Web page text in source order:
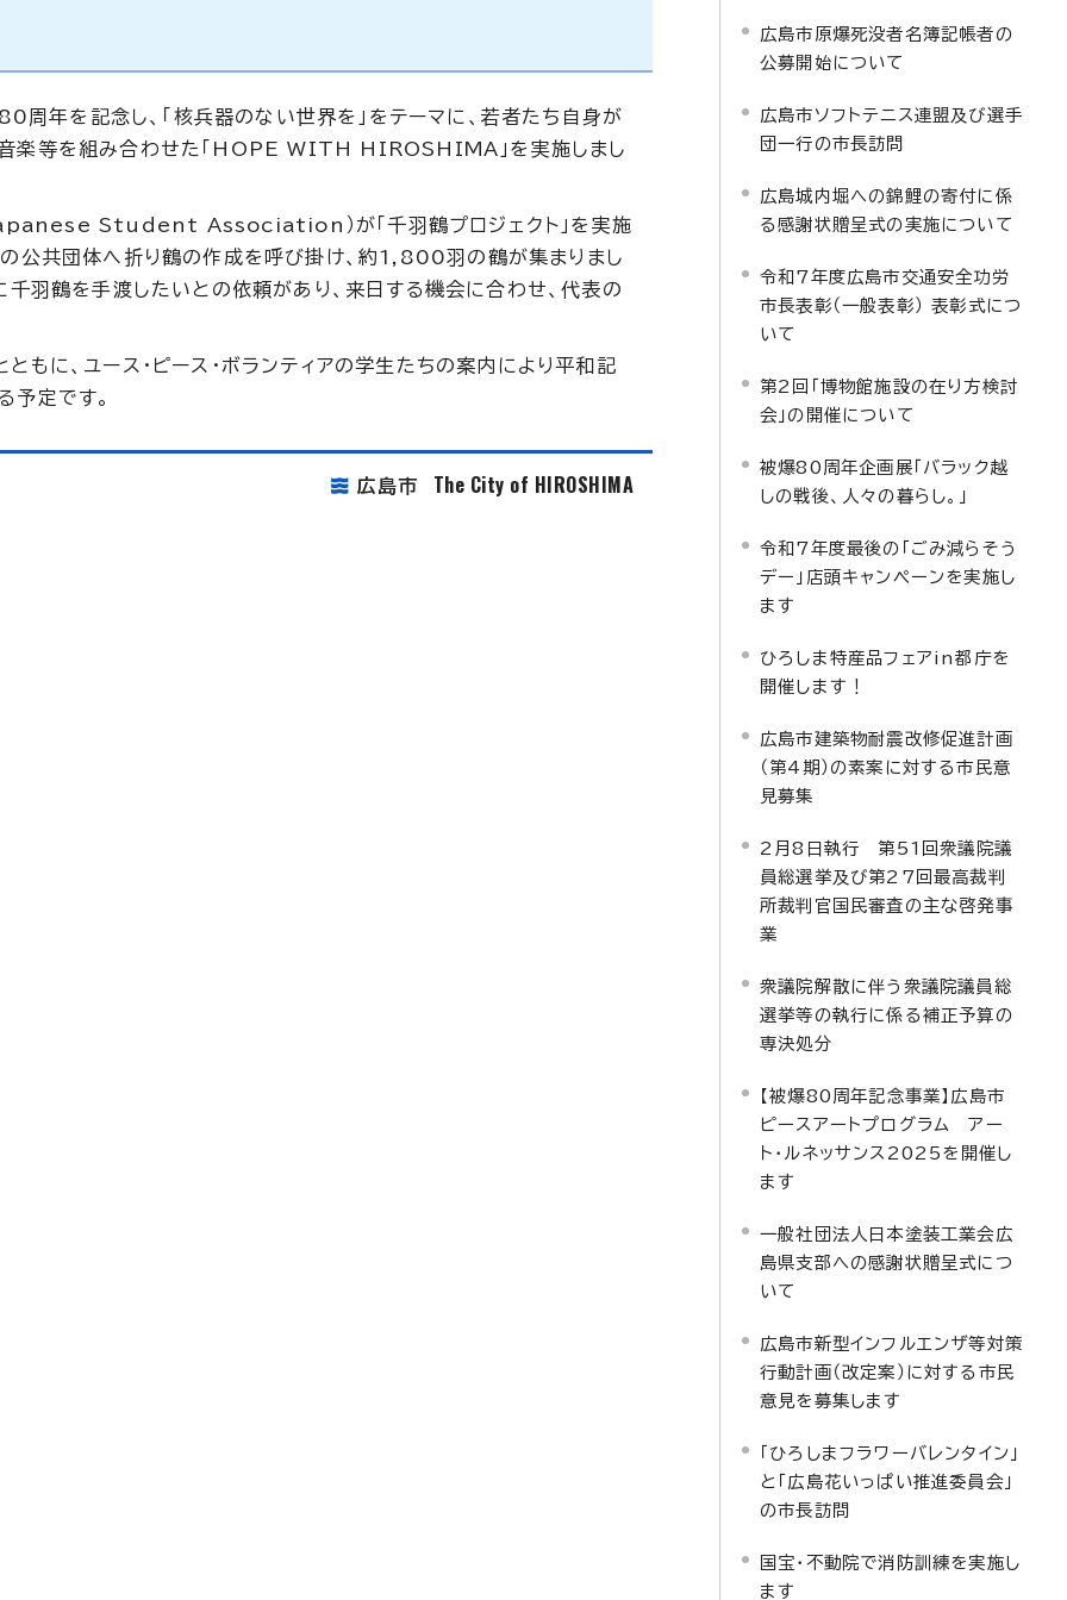
年を記念し、「核兵器のない世界を」をテーマに、若者たち自身が
楽等を組み合わせた「HOPE WITH HIROSHIMA」を実施しまし
Japanese Student Association）が「千羽鶴プロジェクト」を実施
の公共団体へ折り鶴の作成を呼び掛け、約1,800羽の鶴が集まりまし
千羽鶴を手渡したいとの依頼があり、来日する機会に合わせ、代表の
もに、ユース・ピース・ボランティアの学生たちの案内により平和記
予定です。
広島市 The City of HIROSHIMA
広島市原爆死没者名簿記帳者の
公募開始について
広島市ソフトテニス連盟及び選手
団一行の市長訪問
広島城内堀への錦鯉の寄付に係
る感謝状贈呈式の実施について
令和7年度広島市交通安全功労
市長表彰（一般表彰） 表彰式につ
いて
第2回「博物館施設の在り方検討
会」の開催について
被爆80周年企画展「バラック越
しの戦後、人々の暮らし。」
令和7年度最後の「ごみ減らそう
デー」店頭キャンペーンを実施し
ます
ひろしま特産品フェアin都庁を
開催します！
広島市建築物耐震改修促進計画
（第4期）の素案に対する市民意
見募集
2月8日執行 第51回衆議院議
員総選挙及び第27回最高裁判
所裁判官国民審査の主な啓発事
業
衆議院解散に伴う衆議院議員総
選挙等の執行に係る補正予算の
専決処分
【被爆80周年記念事業】広島市
ピースアートプログラム アー
ト・ルネッサンス2025を開催し
ます
一般社団法人日本塗装工業会広
島県支部への感謝状贈呈式につ
いて
広島市新型インフルエンザ等対策
行動計画（改定案）に対する市民
意見を募集します
「ひろしまフラワーバレンタイン」
と「広島花いっぱい推進委員会」
の市長訪問
国宝・不動院で消防訓練を実施し
ます